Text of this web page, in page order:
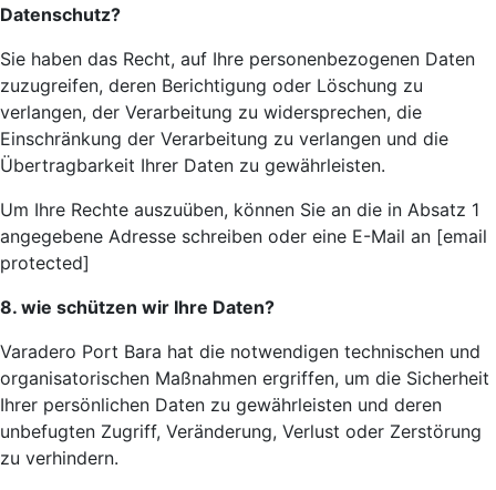
Datenschutz?
Sie haben das Recht, auf Ihre personenbezogenen Daten
zuzugreifen, deren Berichtigung oder Löschung zu
verlangen, der Verarbeitung zu widersprechen, die
Einschränkung der Verarbeitung zu verlangen und die
Übertragbarkeit Ihrer Daten zu gewährleisten.
Um Ihre Rechte auszuüben, können Sie an die in Absatz 1
angegebene Adresse schreiben oder eine E-Mail an [email
protected]
8. wie schützen wir Ihre Daten?
Varadero Port Bara hat die notwendigen technischen und
organisatorischen Maßnahmen ergriffen, um die Sicherheit
Ihrer persönlichen Daten zu gewährleisten und deren
unbefugten Zugriff, Veränderung, Verlust oder Zerstörung
zu verhindern.